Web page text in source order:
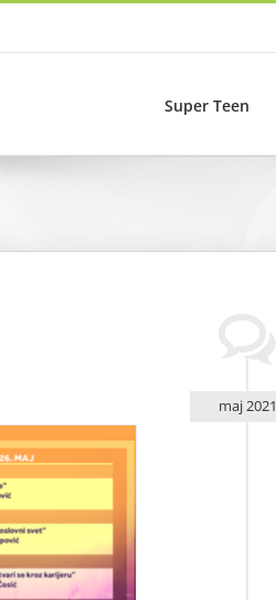
Super Teen
maj 2021
ZA